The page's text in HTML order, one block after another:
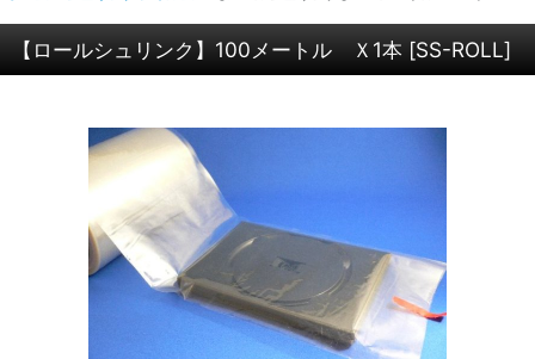
【ロールシュリンク】100メートル Ｘ1本 [SS-ROLL]